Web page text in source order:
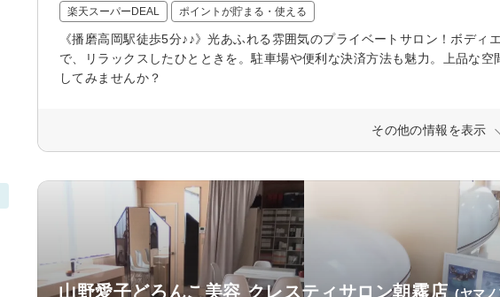
楽天スーパーDEAL ポイントが貯まる・使える
《播磨高岡駅徒歩5分♪♪》光あふれる雰囲気のプライベートサロン！ボデ
で、リラックスしたひとときを。駐車場や便利な決済方法も魅力。上品な
してみませんか？
その他の情報を表示
山野愛子どろんこ美容 クレスティサロン朝霧店 (ヤマ